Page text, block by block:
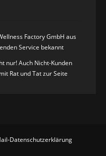
Factory GmbH aus
Service bekannt
nur! Auch Nicht-Kunden
Rat und Tat zur Seite
Datenschutzerklärung